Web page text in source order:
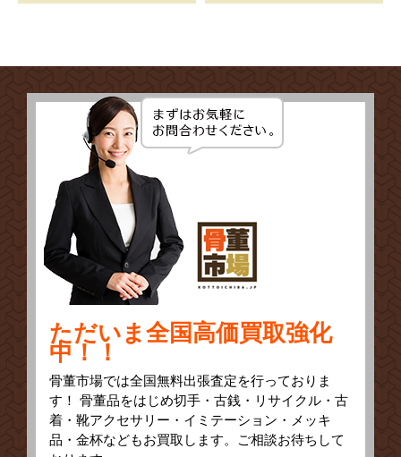
ただいま全国高価買取強化
中！！
骨董市場では全国無料出張査定を行っておりま
す！ 骨董品をはじめ切手・古銭・リサイクル・古
着・靴アクセサリー・イミテーション・メッキ
品・金杯などもお買取します。ご相談お待ちして